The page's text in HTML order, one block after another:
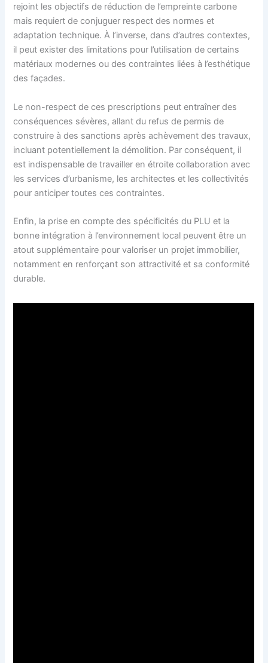
rejoint les objectifs de réduction de l’empreinte carbone
mais requiert de conjuguer respect des normes et
adaptation technique. À l’inverse, dans d’autres contextes,
il peut exister des limitations pour l’utilisation de certains
matériaux modernes ou des contraintes liées à l’esthétique
des façades.
Le non-respect de ces prescriptions peut entraîner des
conséquences sévères, allant du refus de permis de
construire à des sanctions après achèvement des travaux,
incluant potentiellement la démolition. Par conséquent, il
est indispensable de travailler en étroite collaboration avec
les services d’urbanisme, les architectes et les collectivités
pour anticiper toutes ces contraintes.
Enfin, la prise en compte des spécificités du PLU et la
bonne intégration à l’environnement local peuvent être un
atout supplémentaire pour valoriser un projet immobilier,
notamment en renforçant son attractivité et sa conformité
durable.